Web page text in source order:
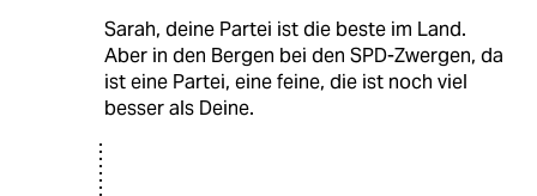
Sarah, deine Partei ist die beste im Land.
Aber in den Bergen bei den SPD-Zwergen, da
ist eine Partei, eine feine, die ist noch viel
besser als Deine.